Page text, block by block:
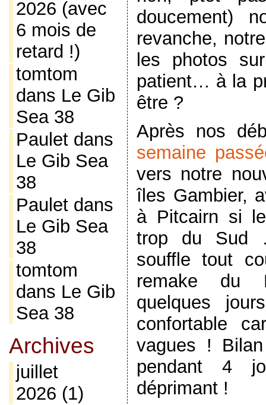
2026 (avec
6 mois de
retard !)
tomtom
dans Le Gib
Sea 38
Pauletdans
Le Gib Sea
38
Pauletdans
Le Gib Sea
38
tomtom
dans Le Gib
Sea 38
Archives
juillet
2026 (1)
doucement)
revanche,
les photos
patient… à la
être ?
Après nos
semaine
vers notre
îles Gambier,
à Pitcairn si
trop du Sud
souffle tout
remake du
quelques
confortable
vagues !
pendant 4
déprimant !